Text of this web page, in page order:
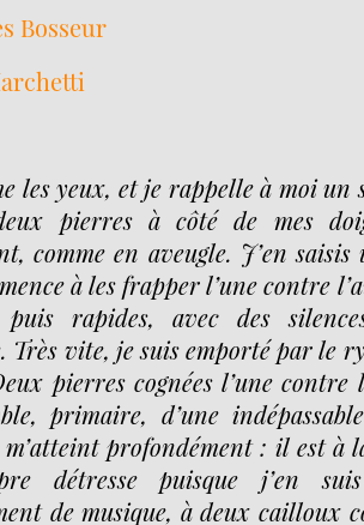
Bosseur
les yeux, et je rappelle à moi
pierres à côté de mes
comme en aveugle. J’en
à les frapper l’une contre
puis rapides, avec des
Très vite, je suis emporté par le
pierres cognées l’une contre
primaire, d’une
m’atteint profondément : il est à
détresse puisque j’en
de musique, à deux cailloux